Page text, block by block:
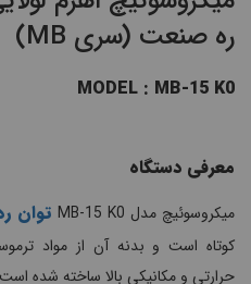
ره صنعت (سری MB)
MODEL : MB-15 K0
معرفی دستگاه
میکروسوئیچ مدل MB-15 K0 توان
کوتاه است و بدنه آن از مواد